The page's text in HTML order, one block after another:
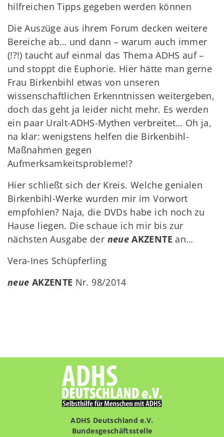
hilfreichen Tipps gegeben werden können
Die Auszüge aus ihrem Forum decken weitere
Bereiche ab… und dann – warum auch immer
(!?!) taucht auf einmal das Thema ADHS auf –
und stoppt die Euphorie. Hier hätte man gerne
Frau Birkenbihl etwas von unseren
wissenschaftlichen Erkenntnissen weitergeben,
doch das geht ja leider nicht mehr. Es werden
ein paar Uralt-ADHS-Mythen verbreitet… Oh ja,
na klar: wenigstens helfen die Birkenbihl-
Maßnahmen gegen
Aufmerksamkeitsprobleme!?
Hier schließt sich der Kreis. Welche genialen
Birkenbihl-Werke wurden mir im Vorwort
empfohlen? Naja, die DVDs habe ich noch zu
Hause liegen. Die schaue ich mir bis zur
nächsten Ausgabe der neue AKZENTEan…
Vera-Ines Schüpferling
neue AKZENTE Nr. 98/2014
ADHS Deutschland e.V.
Bundesgeschäftsstelle